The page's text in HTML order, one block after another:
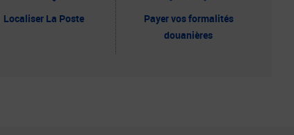
Localiser La Poste
Payer vos formalités
douanières